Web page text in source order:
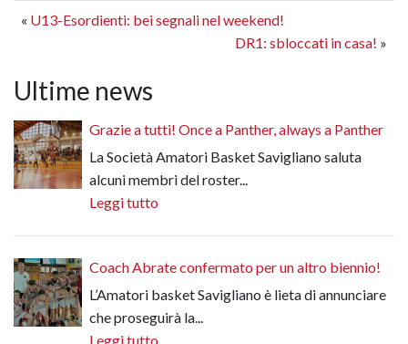
« U13-Esordienti: bei segnali nel weekend!
DR1: sbloccati in casa! »
Ultime news
Grazie a tutti! Once a Panther, always a Panther
La Società Amatori Basket Savigliano saluta
alcuni membri del roster...
Leggi tutto
Coach Abrate confermato per un altro biennio!
L’Amatori basket Savigliano è lieta di annunciare
che proseguirà la...
Leggi tutto